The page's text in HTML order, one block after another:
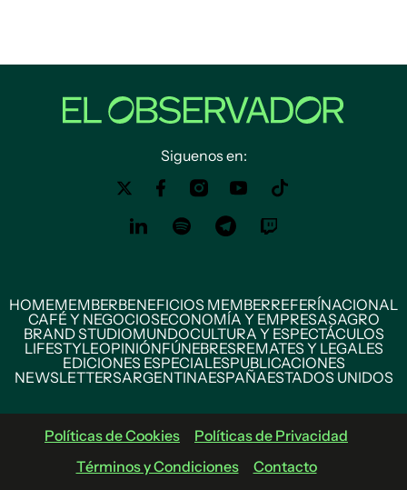
Siguenos en:
HOMEMEMBERBENEFICIOS MEMBERREFERÍNACIONAL
CAFÉ Y NEGOCIOSECONOMÍA Y EMPRESASAGRO
BRAND STUDIOMUNDOCULTURA Y ESPECTÁCULOS
LIFESTYLEOPINIÓNFÚNEBRESREMATES Y LEGALES
EDICIONES ESPECIALESPUBLICACIONES
NEWSLETTERSARGENTINAESPAÑAESTADOS UNIDOS
Políticas de Cookies
Políticas de Privacidad
Términos y Condiciones
Contacto